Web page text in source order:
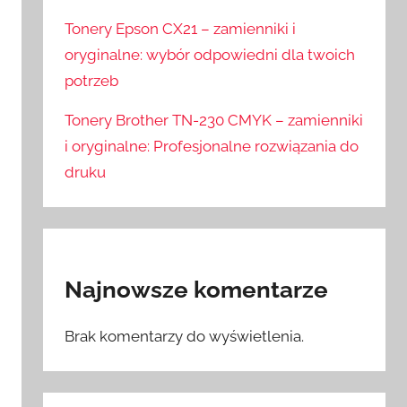
Tonery Epson CX21 – zamienniki i
oryginalne: wybór odpowiedni dla twoich
potrzeb
Tonery Brother TN-230 CMYK – zamienniki
i oryginalne: Profesjonalne rozwiązania do
druku
Najnowsze komentarze
Brak komentarzy do wyświetlenia.